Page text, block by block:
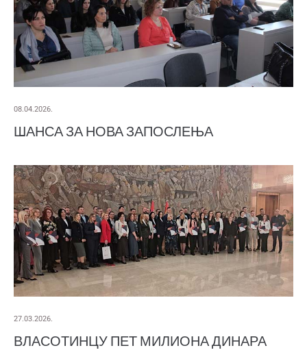
08.04.2026.
ШАНСА ЗА НОВА ЗАПОСЛЕЊА
27.03.2026.
ВЛАСОТИНЦУ ПЕТ МИЛИОНА ДИНАРА